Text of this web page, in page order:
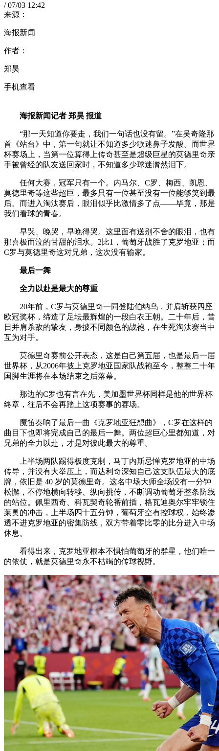
/ 07/03 12:42
来源：
海报新闻
作者：
郑昊
手机查看
海报新闻记者 郑昊 报道
“那一天知道你要走，我们一句话也没有留。”在吴奇隆那
首《站台》中，第一句就让不知道多少歌迷鼻子发酸。而世界
杯赛场上，当第一位算得上传奇甚至是超级巨星的莫德里奇亲
手被曾经的队友送回家时，不知道多少球迷潸然泪下。
任何大赛，冠军只有一个。内马尔、C罗、梅西、凯恩、
莫德里奇等这些超巨，最多只有一位甚至没有一位能够笑到最
后。而进入淘汰赛后，眼泪似乎比激情多了点——毕竟，那是
我们看球的青春。
早哭、晚哭，早晚得哭。这里面有送别不舍的眼泪，也有
那喜极而泣的甘甜的泪水。2比1，葡萄牙战胜了克罗地亚；而
C罗与莫德里奇这对兄弟，这次没有输家。
最后一舞
全力以赴是最大的尊重
20年前，C罗与莫德里奇一同登陆伯纳乌，并肩斩获四座
欧冠奖杯，缔造了足坛最辉煌的一段白衣王朝。二十年后，昔
日并肩杀敌的挚友，身披不同颜色的战袍，在生死淘汰赛当中
互为对手。
莫德里奇赛前公开表态，这是自己第五届，也是最后一届
世界杯，从2006年披上克罗地亚国家队战袍至今，整整二十年
国脚生涯将在本场结束之后落幕。
那边的C罗也有言在先，美加墨世界杯同样是他的世界杯
终章，往后不会再踏上这项赛事的赛场。
魔笛奏响了最后一曲《克罗地亚狂想曲》，C罗在这样的
曲目下也即将完成自己的最后一舞。两位超巨心里都知道，对
兄弟的全力以赴，才是对彼此最大的尊重。
上半场两队踢得极度克制，马丁内斯忌惮克罗地亚的中场
传导，并没有大举压上，而达利奇深知自己这支队伍最大的底
牌，依旧是 40 岁的莫德里奇。这名中场大师全场没有一分钟
松懈，不停地横向转移、纵向挑传，不断调动葡萄牙整条防线
的站位。佩里西奇、科瓦契奇轮番前插，格瓦迪奥尔牢牢锁住
莱奥的冲击，上半场四十五分钟，葡萄牙空有控球权，始终渗
透不进克罗地亚的密集防线，双方带着零比零的比分进入中场
休息。
看得出来，克罗地亚根本不惧怕葡萄牙的群星，他们唯一
的依仗，就是莫德里奇永不枯竭的传球视野。